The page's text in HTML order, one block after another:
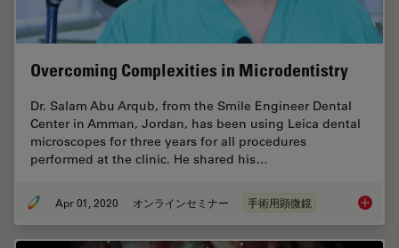
Overcoming Complexities in Microdentistry
Dr. Salam Abu Arqub, from the Smile Engineer Dental
Center in Amman, Jordan, has been using Leica dental
microscopes for three years for all procedures
performed at the clinic. He shared his…
Apr 01, 2020 オンラインセミナー 手術用顕微鏡